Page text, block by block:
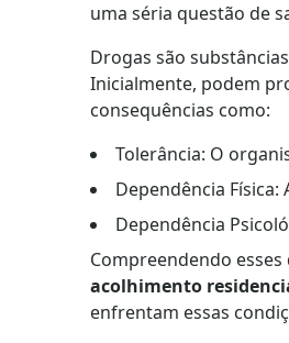
uma séria questão de
Drogas são
Inicialmente, podem
consequências como:
Tolerância: O
Dependência
Dependência
Compreendendo esses
acolhimento
enfrentam essas